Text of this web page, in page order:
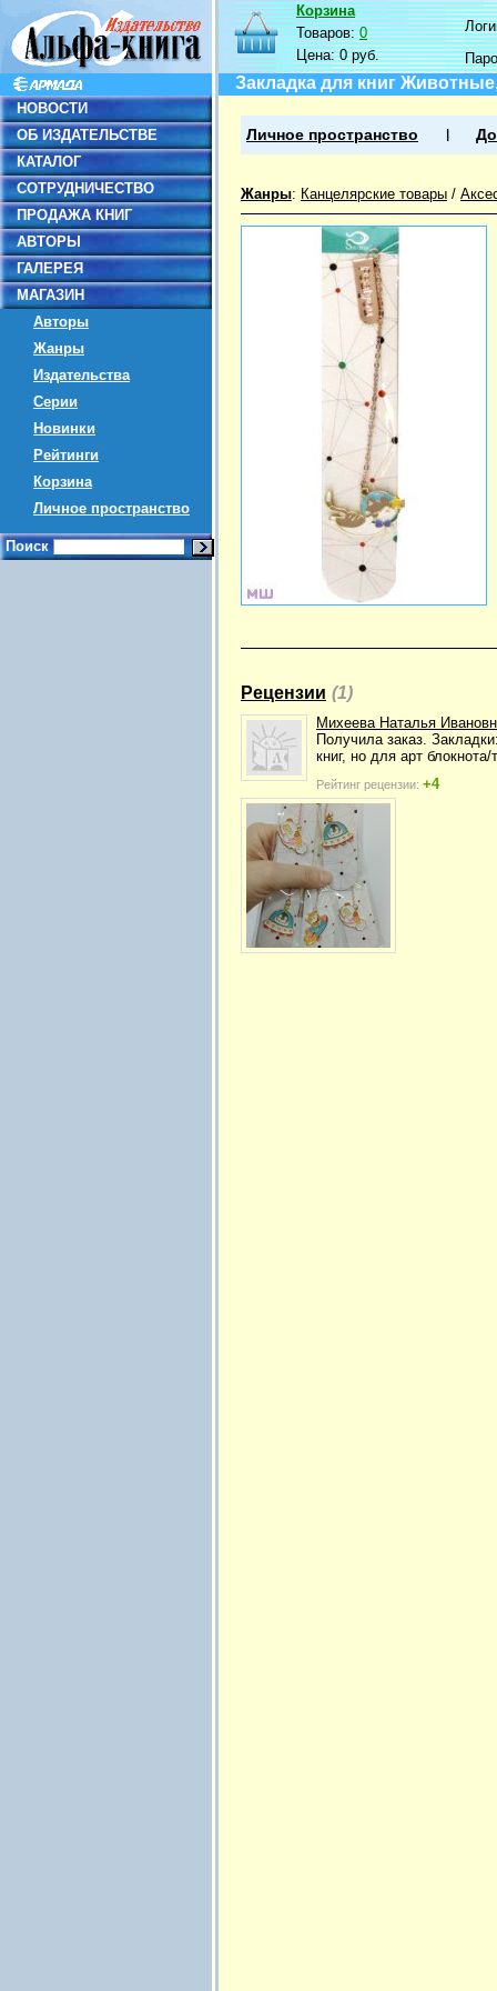
НОВОСТИ
ОБ ИЗДАТЕЛЬСТВЕ
КАТАЛОГ
СОТРУДНИЧЕСТВО
ПРОДАЖА КНИГ
АВТОРЫ
ГАЛЕРЕЯ
МАГАЗИН
Авторы
Жанры
Издательства
Серии
Новинки
Рейтинги
Корзина
Личное пространство
Поиск
Корзина
Товаров:0
Цена:0 руб.
Закладка для книг
Личное пространство
Жанры: Канцелярские товары /
Рецензии (1)
Михеева Наталья
Получила заказ.
книг, но для арт
Рейтинг рецензии: +4